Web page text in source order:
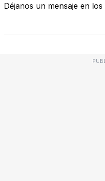
Déjanos un mensaje en